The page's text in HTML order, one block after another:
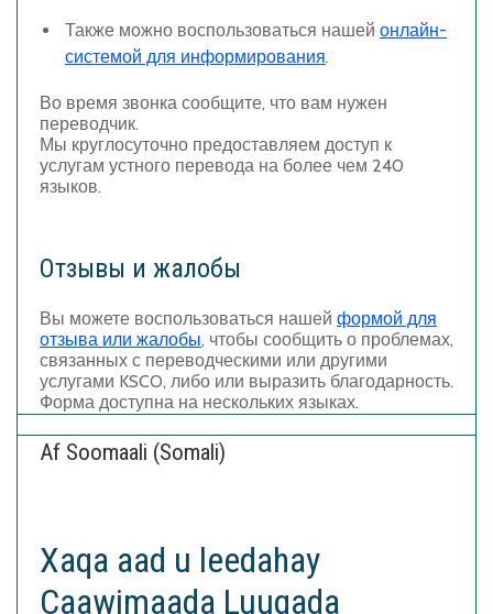
Также можно воспользоваться нашей онлайн-
системой для информирования.
Во время звонка сообщите, что вам нужен
переводчик.
Мы круглосуточно предоставляем доступ к
услугам устного перевода на более чем 240
языков.
Отзывы и жалобы
Вы можете воспользоваться нашей формой для
отзыва или жалобы, чтобы сообщить о проблемах,
связанных с переводческими или другими
услугами KSCO, либо или выразить благодарность.
Форма доступна на нескольких языках.
Af Soomaali (Somali)
Xaqa aad u leedahay
Caawimaada Luuqada